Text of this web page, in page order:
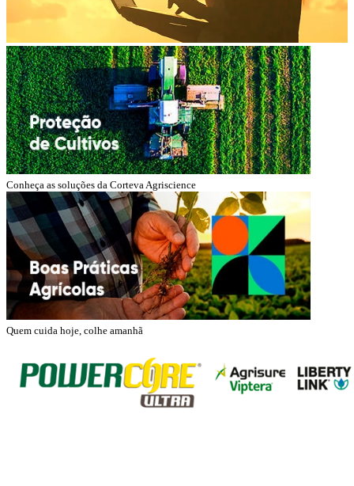
Conheça as soluções da Corteva Agriscience
Quem cuida hoje, colhe amanhã